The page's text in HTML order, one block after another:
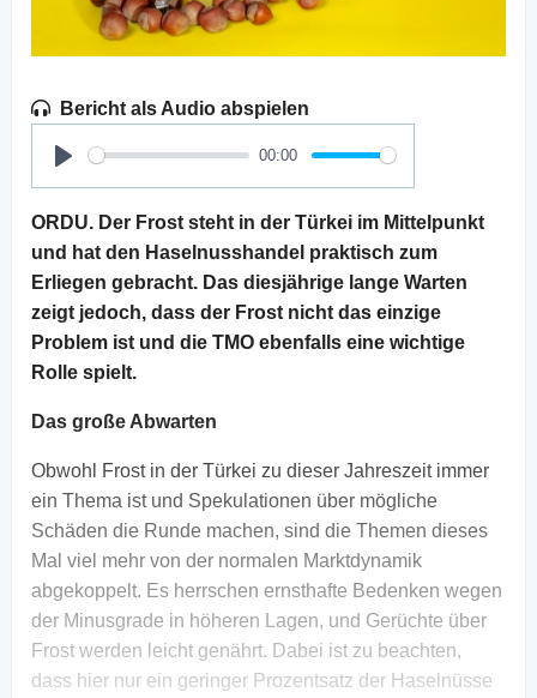
Bericht als Audio abspielen
Play
00:00
ORDU. Der Frost steht in der Türkei im Mittelpunkt
und hat den Haselnusshandel praktisch zum
Erliegen gebracht. Das diesjährige lange Warten
zeigt jedoch, dass der Frost nicht das einzige
Problem ist und die TMO ebenfalls eine wichtige
Rolle spielt.
Das große Abwarten
Obwohl Frost in der Türkei zu dieser Jahreszeit immer
ein Thema ist und Spekulationen über mögliche
Schäden die Runde machen, sind die Themen dieses
Mal viel mehr von der normalen Marktdynamik
abgekoppelt. Es herrschen ernsthafte Bedenken wegen
der Minusgrade in höheren Lagen, und Gerüchte über
Frost werden leicht genährt. Dabei ist zu beachten,
dass hier nur ein geringer Prozentsatz der Haselnüsse